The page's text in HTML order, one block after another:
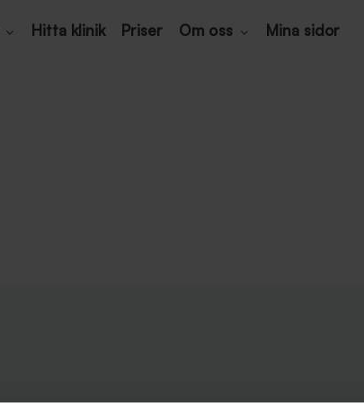
Hitta klinik Priser Om oss Mina sidor